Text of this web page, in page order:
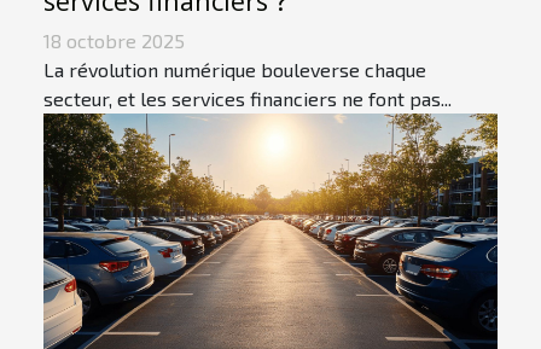
18 octobre 2025
La révolution numérique bouleverse chaque
secteur, et les services financiers ne font pas...